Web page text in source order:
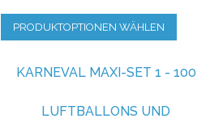
PRODUKTOPTIONEN WÄHLEN
KARNEVAL MAXI-SET 1 - 100
LUFTBALLONS UND